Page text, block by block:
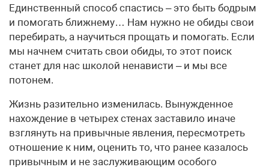
Единственный способ спастись – это быть бодрым
и помогать ближнему… Нам нужно не обиды свои
перебирать, а научиться прощать и помогать. Если
мы начнем считать свои обиды, то этот поиск
станет для нас школой ненависти – и мы все
потонем.
Жизнь разительно изменилась. Вынужденное
нахождение в четырех стенах заставило иначе
взглянуть на привычные явления, пересмотреть
отношение к ним, оценить то, что ранее казалось
привычным и не заслуживающим особого